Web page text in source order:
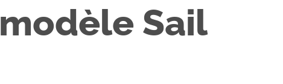
modèle Sail